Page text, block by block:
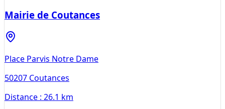
Mairie de Coutances
Place Parvis Notre Dame
50207 Coutances
Distance : 26.1 km